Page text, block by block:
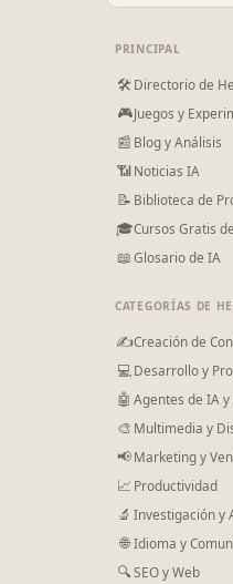
PRINCIPAL
🛠 Directorio de
🎮Juegos y
📰 Blog y Análisis
📶Noticias IA
📝 Biblioteca de
🎓Cursos Gratis
📖Glosario de IA
CATEGORÍAS DE
✍Creación de
💻Desarrollo y
🤖 Agentes de IA y
🎨 Multimedia y
📢Marketing y
📈 Productividad
🔬 Investigación y
🌐 Idioma y
🔍SEO y Web